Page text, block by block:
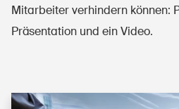
Mitarbeiter verhindern können:
Präsentation und ein Video.